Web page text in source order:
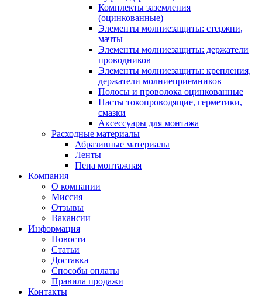
Комплекты заземления
(оцинкованные)
Элементы молниезащиты: стержни,
мачты
Элементы молниезащиты: держатели
проводников
Элементы молниезащиты: крепления,
держатели молниеприемников
Полосы и проволока оцинкованные
Пасты токопроводящие, герметики,
смазки
Аксессуары для монтажа
Расходные материалы
Абразивные материалы
Ленты
Пена монтажная
Компания
О компании
Миссия
Отзывы
Вакансии
Информация
Новости
Статьи
Доставка
Способы оплаты
Правила продажи
Контакты